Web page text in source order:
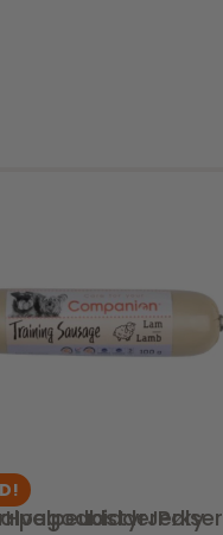
HvalpeudstyrJerky
Pølser